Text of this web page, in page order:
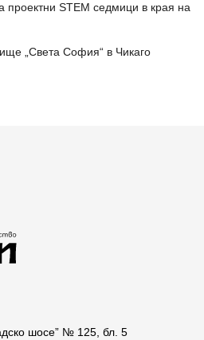
проектни STEM седмици в края на
„Света София“ в Чикаго
шосе” № 125, бл. 5